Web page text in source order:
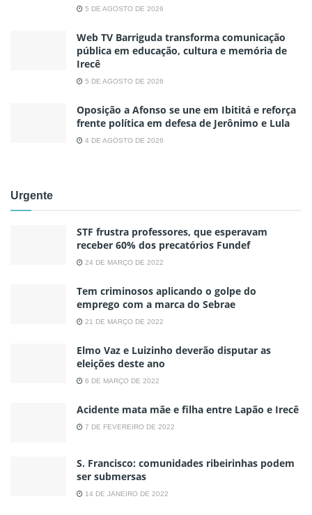
5 DE AGOSTO DE 2026
Web TV Barriguda transforma comunicação
pública em educação, cultura e memória de
Irecê
5 DE AGOSTO DE 2026
Oposição a Afonso se une em Ibititá e reforça
frente política em defesa de Jerônimo e Lula
4 DE AGOSTO DE 2026
Urgente
STF frustra professores, que esperavam
receber 60% dos precatórios Fundef
24 DE MARÇO DE 2022
Tem criminosos aplicando o golpe do
emprego com a marca do Sebrae
21 DE MARÇO DE 2022
Elmo Vaz e Luizinho deverão disputar as
eleições deste ano
6 DE MARÇO DE 2022
Acidente mata mãe e filha entre Lapão e Irecê
7 DE FEVEREIRO DE 2022
S. Francisco: comunidades ribeirinhas podem
ser submersas
14 DE JANEIRO DE 2022